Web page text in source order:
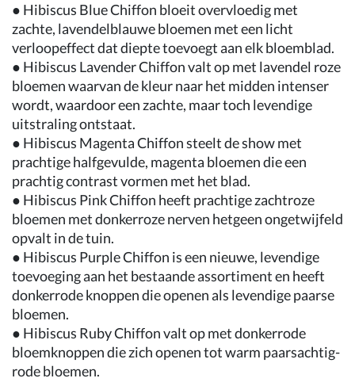
● Hibiscus Blue Chiffon bloeit overvloedig met
zachte, lavendelblauwe bloemen met een licht
verloopeffect dat diepte toevoegt aan elk bloemblad.
● Hibiscus Lavender Chiffon valt op met lavendel roze
bloemen waarvan de kleur naar het midden intenser
wordt, waardoor een zachte, maar toch levendige
uitstraling ontstaat.
● Hibiscus Magenta Chiffon steelt de show met
prachtige halfgevulde, magenta bloemen die een
prachtig contrast vormen met het blad.
● Hibiscus Pink Chiffon heeft prachtige zachtroze
bloemen met donkerroze nerven hetgeen ongetwijfeld
opvalt in de tuin.
● Hibiscus Purple Chiffon is een nieuwe, levendige
toevoeging aan het bestaande assortiment en heeft
donkerrode knoppen die openen als levendige paarse
bloemen.
● Hibiscus Ruby Chiffon valt op met donkerrode
bloemknoppen die zich openen tot warm paarsachtig-
rode bloemen.